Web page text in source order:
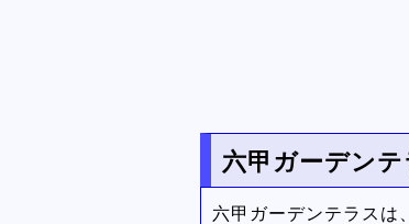
六甲ガーデン
六甲ガーデンテラスは